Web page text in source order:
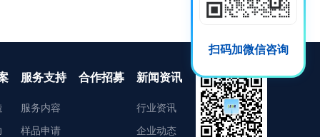
服务支持
服务内容
样品申请
合作招募 新闻资讯
行业资讯
企业动态
扫码加微信咨询